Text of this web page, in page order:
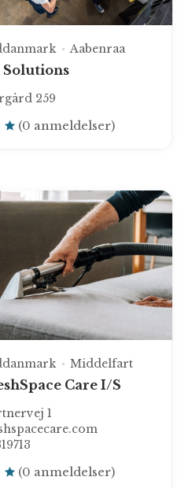
Aabenraa
259
(0 anmeldelser)
Middelfart
Care I/S
1
(0 anmeldelser)